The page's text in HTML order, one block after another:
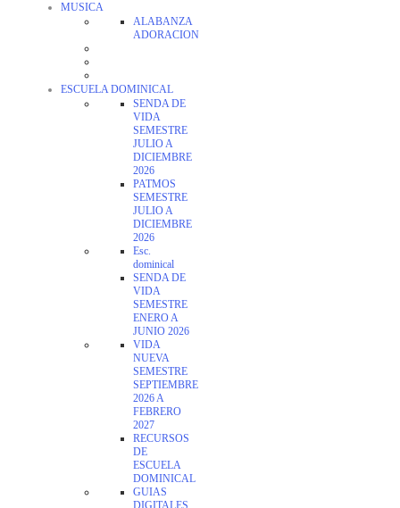
MUSICA
ALABANZA
ADORACION
ESCUELA DOMINICAL
SENDA DE
VIDA
SEMESTRE
JULIO A
DICIEMBRE
2026
PATMOS
SEMESTRE
JULIO A
DICIEMBRE
2026
Esc.
dominical
SENDA DE
VIDA
SEMESTRE
ENERO A
JUNIO 2026
VIDA
NUEVA
SEMESTRE
SEPTIEMBRE
2026 A
FEBRERO
2027
RECURSOS
DE
ESCUELA
DOMINICAL
GUIAS
DIGITALES